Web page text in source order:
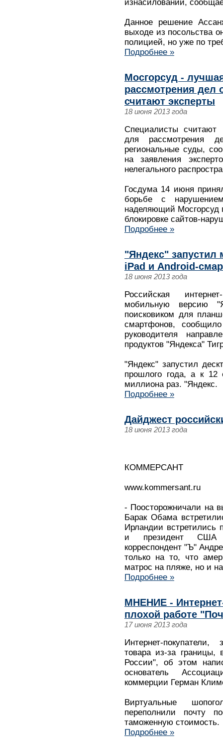
изнасиловании,
Данное решение
выходе из посольства
полицией, но уже по
Подробнее »
Мосгорсуд -
рассмотрения дел
считают эксперты
18 июня 2013 года
Специалисты считают
для рассмотрения
региональные суды,
на заявления
нелегального
Госдума 14 июня
борьбе с
наделяющий Мосгорсуд
блокировке сайтов-
Подробнее »
"Яндекс"
iPad и Android-
18 июня 2013 года
Российская
мобильную версию
поисковиком для
смартфонов,
руководителя
продуктов "Яндекса"
"Яндекс" запустил
прошлого года, а к 12
миллиона раз. "Яндекс.
Подробнее »
Дайджест
18 июня 2013 года
КОММЕРСАНТ
www.kommersant.ru
- Поосторожничали на
Барак Обама
Ирландии встретились
и президент США
корреспондент "Ъ"
только на то, что
матрос на пляже, но и
Подробнее »
МНЕНИЕ -
плохой работе
17 июня 2013 года
Интернет-
товара из-за границы,
России", об этом
основатель
коммерции Герман
Виртуальные
переполнили почту
таможенную стоимость.
Подробнее »